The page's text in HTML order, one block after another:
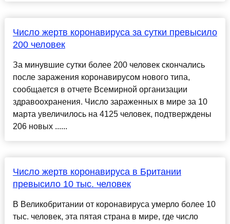
Число жертв коронавируса за сутки превысило
200 человек
За минувшие сутки более 200 человек скончались
после заражения коронавирусом нового типа,
сообщается в отчете Всемирной организации
здравоохранения. Число зараженных в мире за 10
марта увеличилось на 4125 человек, подтверждены
206 новых ......
Число жертв коронавируса в Британии
превысило 10 тыс. человек
В Великобритании от коронавируса умерло более 10
тыс. человек, эта пятая страна в мире, где число